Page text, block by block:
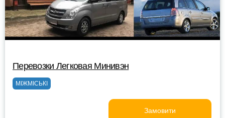
Перевозки Легковая Минивэн
МІЖМІСЬКІ
Замовити